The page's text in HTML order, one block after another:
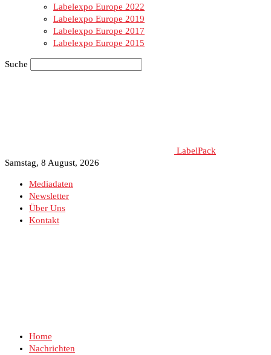
Labelexpo Europe 2022
Labelexpo Europe 2019
Labelexpo Europe 2017
Labelexpo Europe 2015
Suche
LabelPack
Samstag, 8 August, 2026
Mediadaten
Newsletter
Über Uns
Kontakt
Home
Nachrichten